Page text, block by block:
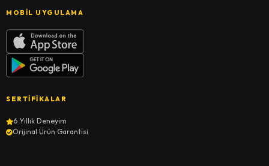
MOBIL UYGULAMA
SERTIFIKALAR
6 Yıllık Deneyim
Orijinal Ürün Garantisi